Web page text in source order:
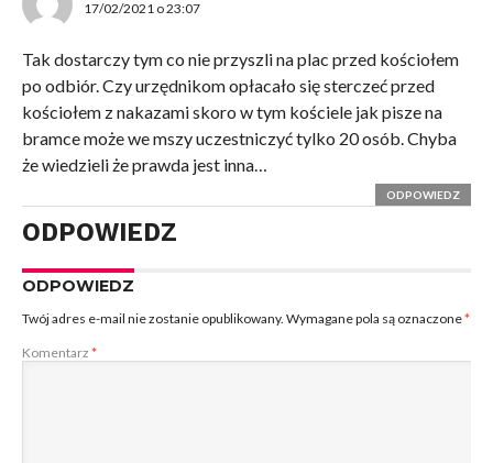
17/02/2021 o 23:07
Tak dostarczy tym co nie przyszli na plac przed kościołem
po odbiór. Czy urzędnikom opłacało się sterczeć przed
kościołem z nakazami skoro w tym kościele jak pisze na
bramce może we mszy uczestniczyć tylko 20 osób. Chyba
że wiedzieli że prawda jest inna…
ODPOWIEDZ
ODPOWIEDZ
ODPOWIEDZ
Twój adres e-mail nie zostanie opublikowany. Wymagane pola są oznaczone*
Komentarz *